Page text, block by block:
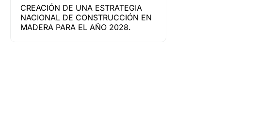
CREACIÓN DE UNA ESTRATEGIA
NACIONAL DE CONSTRUCCIÓN EN
MADERA PARA EL AÑO 2028.